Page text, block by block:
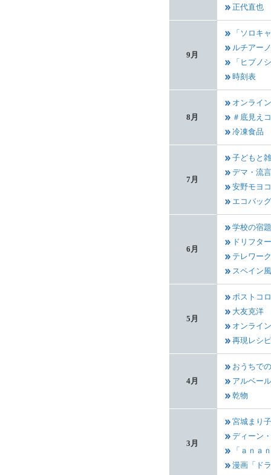
正代直也
9月
「ソロキ
ルチアー
「ヒプノ
時刻表
8月
オンライ
＃底見え
冷凍食品
7月
子どもと
デマ・流
安野モヨコ
エコバッグ
6月
学校の宿題
ドリフタ
テレワー
スペイン
5月
ポストコ
大友克洋
オンライ
再現レシピ
4月
おうちで
アルベー
乾物
3月
宮城まり子
ディーン
「ａｎａ
漫画「ド